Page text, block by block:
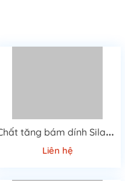
C
hất tăng bám dính Silane GX-602
Liên hệ